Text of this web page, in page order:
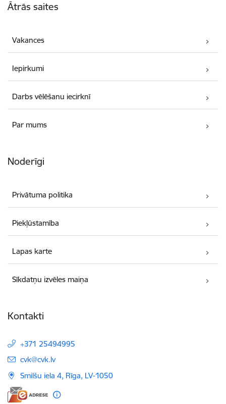
Ātrās saites
Vakances
Iepirkumi
Darbs vēlēšanu iecirknī
Par mums
Noderīgi
Privātuma politika
Piekļūstamība
Lapas karte
Sīkdatņu izvēles maiņa
Kontakti
+371 25494995
E-pasts:
cvk@cvk.lv
Smilšu iela 4, Rīga, LV-1050